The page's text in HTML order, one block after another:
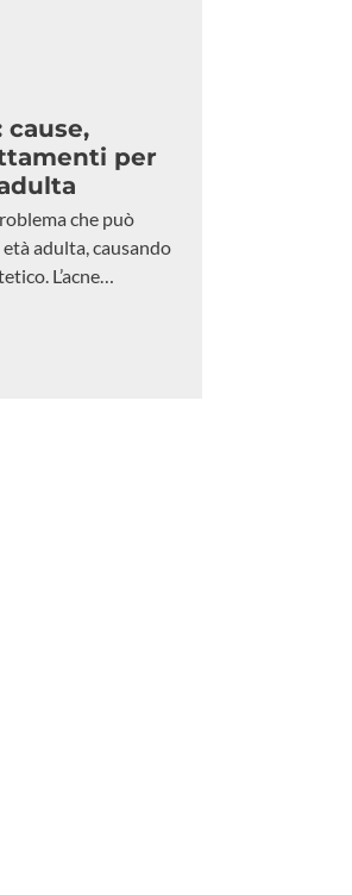
cause,
per
che può
adulta, causando
L’acne…